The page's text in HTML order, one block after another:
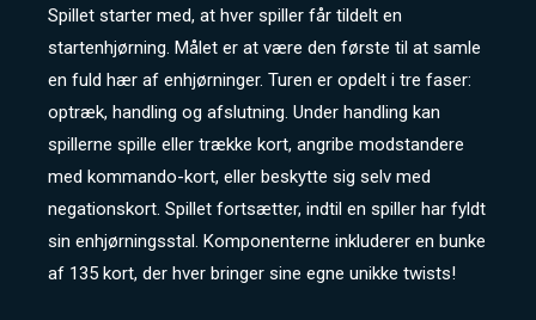
Spillet starter med, at hver spiller får tildelt en
startenhjørning. Målet er at være den første til at samle
en fuld hær af enhjørninger. Turen er opdelt i tre faser:
optræk, handling og afslutning. Under handling kan
spillerne spille eller trække kort, angribe modstandere
med kommando-kort, eller beskytte sig selv med
negationskort. Spillet fortsætter, indtil en spiller har fyldt
sin enhjørningsstal. Komponenterne inkluderer en bunke
af 135 kort, der hver bringer sine egne unikke twists!